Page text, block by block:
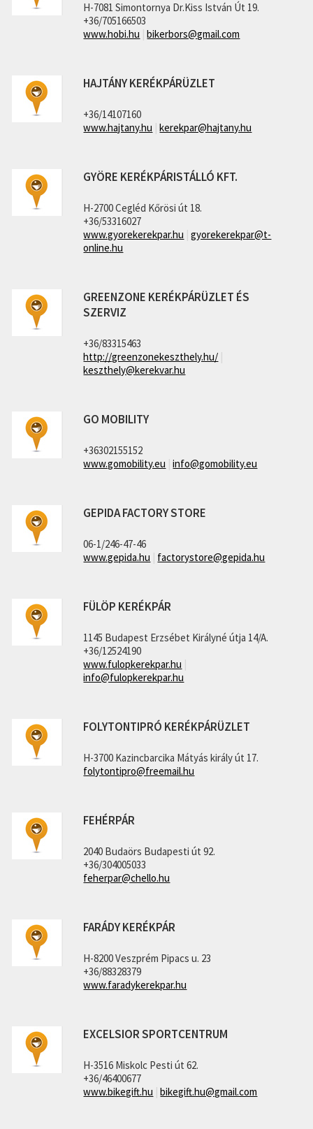
H-7081 Simontornya Dr.Kiss István Út 19.
+36/705166503
www.hobi.hu |bikerbors@gmail.com
HAJTÁNY KERÉKPÁRÜZLET
+36/14107160
www.hajtany.hu |kerekpar@hajtany.hu
GYÖRE KERÉKPÁRISTÁLLÓ KFT.
H-2700 Cegléd Kőrösi út 18.
+36/53316027
www.gyorekerekpar.hu |gyorekerekpar@t-
online.hu
GREENZONE KERÉKPÁRÜZLET ÉS
SZERVIZ
+36/83315463
http://greenzonekeszthely.hu/ |
keszthely@kerekvar.hu
GO MOBILITY
+36302155152
www.gomobility.eu |info@gomobility.eu
GEPIDA FACTORY STORE
06-1/246-47-46
www.gepida.hu | factorystore@gepida.hu
FÜLÖP KERÉKPÁR
1145 Budapest Erzsébet Királyné útja 14/A.
+36/12524190
www.fulopkerekpar.hu |
info@fulopkerekpar.hu
FOLYTONTIPRÓ KERÉKPÁRÜZLET
H-3700 Kazincbarcika Mátyás király út 17.
folytontipro@freemail.hu
FEHÉRPÁR
2040 Budaörs Budapesti út 92.
+36/304005033
feherpar@chello.hu
FARÁDY KERÉKPÁR
H-8200 Veszprém Pipacs u. 23
+36/88328379
www.faradykerekpar.hu
EXCELSIOR SPORTCENTRUM
H-3516 Miskolc Pesti út 62.
+36/46400677
www.bikegift.hu |bikegift.hu@gmail.com